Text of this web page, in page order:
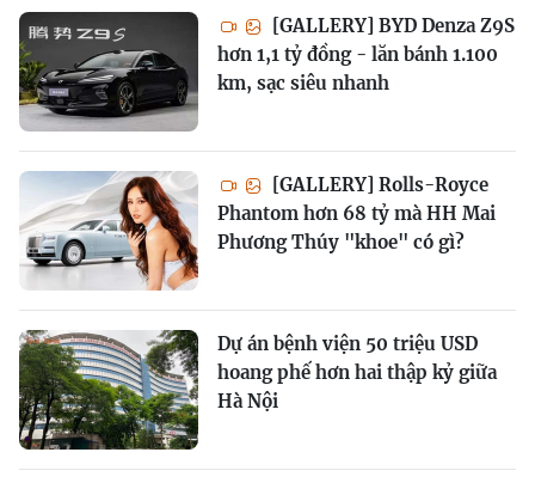
[GALLERY] BYD Denza Z9S
hơn 1,1 tỷ đồng - lăn bánh 1.100
km, sạc siêu nhanh
[GALLERY] Rolls-Royce
Phantom hơn 68 tỷ mà HH Mai
Phương Thúy "khoe" có gì?
Dự án bệnh viện 50 triệu USD
hoang phế hơn hai thập kỷ giữa
Hà Nội